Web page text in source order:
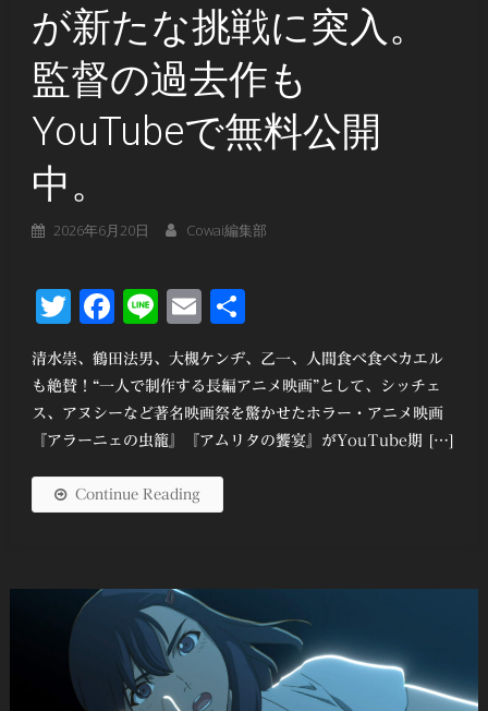
が新たな挑戦に突入。
監督の過去作も
YouTubeで無料公開
中。
2026年6月20日 Cowai編集部
Twitter
Facebook
LineEmail
清水崇、鶴田法男、大槻ケンヂ、乙一、人間食べ食べカエル
も絶賛！“一人で制作する長編アニメ映画”として、シッチェ
ス、アヌシーなど著名映画祭を驚かせたホラー・アニメ映画
『アラーニェの虫籠』『アムリタの饗宴』がYouTube期 […]
Continue Reading